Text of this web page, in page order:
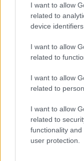
I want to allow
related to
device identifiers
I want to allow
related to
I want to allow
related to
I want to allow
related to
functionality
user protection.
előadásában
filmből is ismert
drámapedagógia
jövőre is látható
társulatának
Cenci-ház, valamint
mint például a
független színházi